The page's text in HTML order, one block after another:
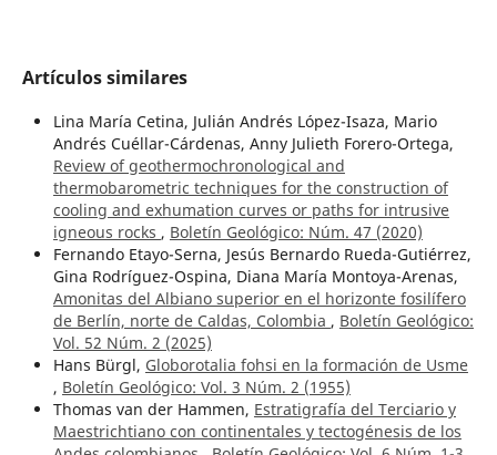
Artículos similares
Lina María Cetina, Julián Andrés López-Isaza, Mario
Andrés Cuéllar-Cárdenas, Anny Julieth Forero-Ortega,
Review of geothermochronological and
thermobarometric techniques for the construction of
cooling and exhumation curves or paths for intrusive
igneous rocks , Boletín Geológico: Núm. 47 (2020)
Fernando Etayo-Serna, Jesús Bernardo Rueda-Gutiérrez,
Gina Rodríguez-Ospina, Diana María Montoya-Arenas,
Amonitas del Albiano superior en el horizonte fosilífero
de Berlín, norte de Caldas, Colombia , Boletín Geológico:
Vol. 52 Núm. 2 (2025)
Hans Bürgl, Globorotalia fohsi en la formación de Usme
, Boletín Geológico: Vol. 3 Núm. 2 (1955)
Thomas van der Hammen, Estratigrafía del Terciario y
Maestrichtiano con continentales y tectogénesis de los